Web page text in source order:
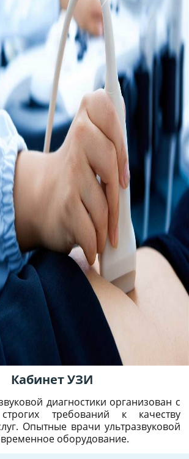
Кабинет УЗИ
диагностики организован с
требований к качеству
Опытные врачи ультразвуковой
оборудование.